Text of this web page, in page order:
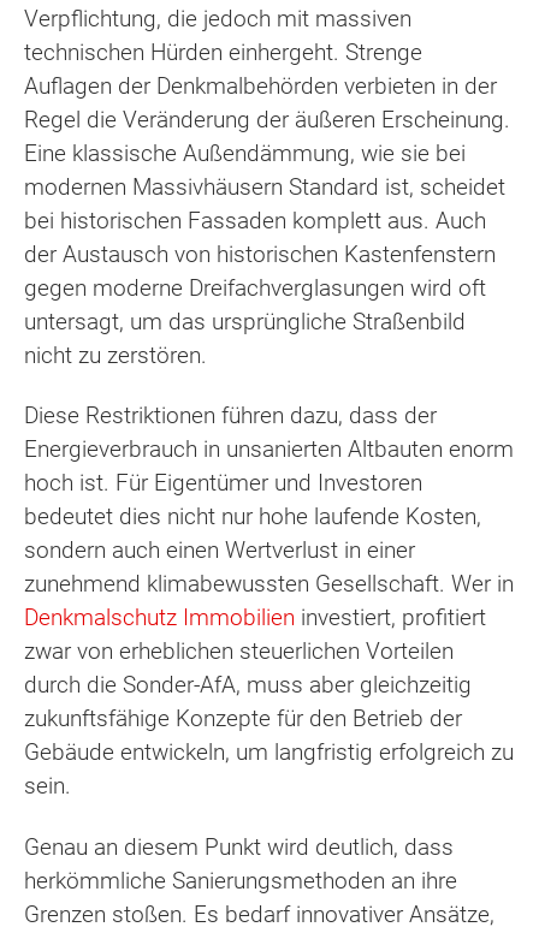
Verpflichtung, die jedoch mit massiven
technischen Hürden einhergeht. Strenge
Auflagen der Denkmalbehörden verbieten in der
Regel die Veränderung der äußeren Erscheinung.
Eine klassische Außendämmung, wie sie bei
modernen Massivhäusern Standard ist, scheidet
bei historischen Fassaden komplett aus. Auch
der Austausch von historischen Kastenfenstern
gegen moderne Dreifachverglasungen wird oft
untersagt, um das ursprüngliche Straßenbild
nicht zu zerstören.
Diese Restriktionen führen dazu, dass der
Energieverbrauch in unsanierten Altbauten enorm
hoch ist. Für Eigentümer und Investoren
bedeutet dies nicht nur hohe laufende Kosten,
sondern auch einen Wertverlust in einer
zunehmend klimabewussten Gesellschaft. Wer in
Denkmalschutz Immobilien investiert, profitiert
zwar von erheblichen steuerlichen Vorteilen
durch die Sonder-AfA, muss aber gleichzeitig
zukunftsfähige Konzepte für den Betrieb der
Gebäude entwickeln, um langfristig erfolgreich zu
sein.
Genau an diesem Punkt wird deutlich, dass
herkömmliche Sanierungsmethoden an ihre
Grenzen stoßen. Es bedarf innovativer Ansätze,